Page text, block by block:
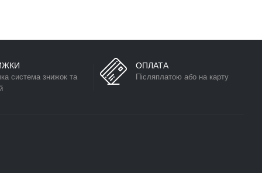
система знижок та
ОПЛАТА
Післяплатою або на карту